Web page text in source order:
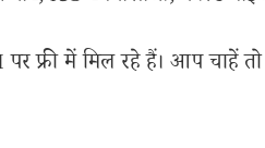
फ्री में मिल रहे हैं। आप चाहें